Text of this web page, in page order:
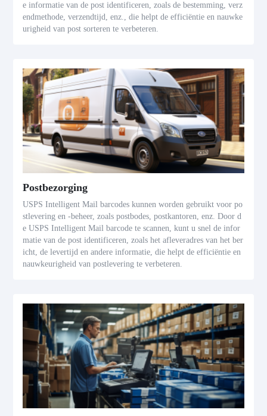
e informatie van de post identificeren, zoals de bestemming, verz
endmethode, verzendtijd, enz., die helpt de efficiëntie en nauwke
urigheid van post sorteren te verbeteren.
Postbezorging
USPS Intelligent Mail barcodes kunnen worden gebruikt voor po
stlevering en -beheer, zoals postbodes, postkantoren, enz. Door d
e USPS Intelligent Mail barcode te scannen, kunt u snel de infor
matie van de post identificeren, zoals het afleveradres van het ber
icht, de levertijd en andere informatie, die helpt de efficiëntie en
nauwkeurigheid van postlevering te verbeteren.